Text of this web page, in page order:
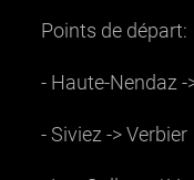
Points de départ:
- Haute-Nendaz -
- Siviez -> Verbier